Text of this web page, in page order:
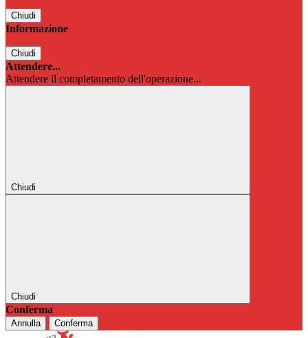
Chiudi
Informazione
Chiudi
Attendere...
Attendere il completamento dell'operazione...
Chiudi
Chiudi
Conferma
Annulla Conferma